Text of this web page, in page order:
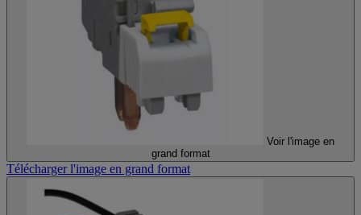
Voir l'image en
grand format
Télécharger l'image en grand format